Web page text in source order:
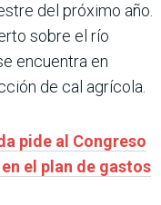
del próximo año.
sobre el río
encuentra en
de cal agrícola.
pide al Congreso
el plan de gastos